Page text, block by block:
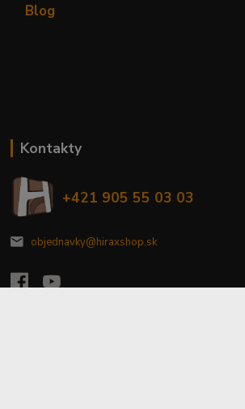
Blog
Kontakty
+421 905 55 03 03
objednavky@hiraxshop.sk